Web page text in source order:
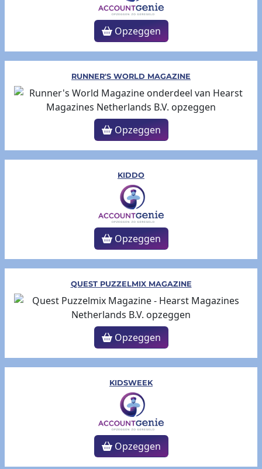
Opzeggen
RUNNER'S WORLD MAGAZINE
Opzeggen
KIDDO
Opzeggen
QUEST PUZZELMIX MAGAZINE
Opzeggen
KIDSWEEK
Opzeggen